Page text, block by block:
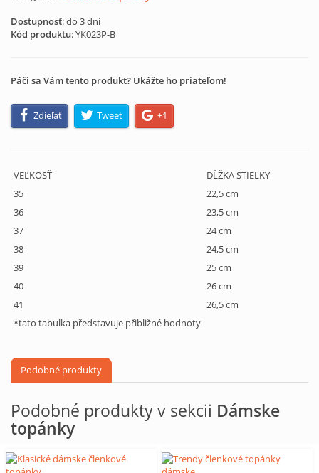
Dostupnosť: do 3 dní
Kód produktu:YK023P-B
Páči sa Vám tento produkt? Ukážte ho priateľom!
Zdieľať Tweet +1
VEĽKOSŤ
DĹŽKA STIELKY
35
22,5 cm
36
23,5 cm
37
24 cm
38
24,5 cm
39
25 cm
40
26 cm
41
26,5 cm
*tato tabulka představuje přibližné hodnoty
Podobné produkty
Podobné produkty v sekcii Dámske
topánky